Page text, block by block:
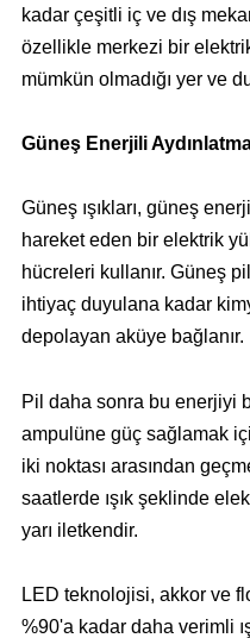
kadar çeşitli iç ve dış
özellikle merkezi bir
mümkün olmadığı yer ve
Güneş Enerjili Aydınlatma
Güneş ışıkları, güneş
hareket eden bir elektrik
hücreleri kullanır. Güneş
ihtiyaç duyulana kadar
depolayan aküye bağlanır.
Pil daha sonra bu enerjiyi
ampulüne güç sağlamak
iki noktası arasından
saatlerde ışık şeklinde
yarı iletkendir.
LED teknolojisi, akkor ve
%90'a kadar daha verimli